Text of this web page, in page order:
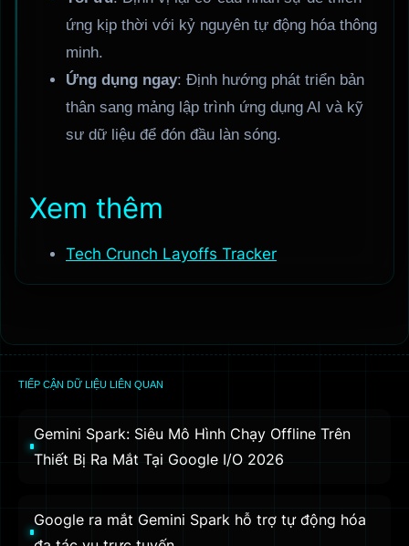
ứng kịp thời với kỷ nguyên tự động hóa thông
minh.
Ứng dụng ngay: Định hướng phát triển bản
thân sang mảng lập trình ứng dụng AI và kỹ
sư dữ liệu để đón đầu làn sóng.
Xem thêm
Tech Crunch Layoffs Tracker
TIẾP CẬN DỮ LIỆU LIÊN QUAN
Gemini Spark: Siêu Mô Hình Chạy Offline Trên
Thiết Bị Ra Mắt Tại Google I/O 2026
Google ra mắt Gemini Spark hỗ trợ tự động hóa